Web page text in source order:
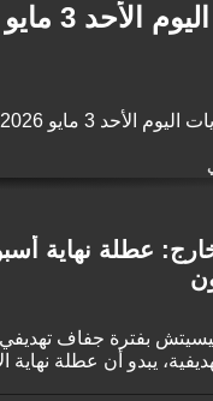
والمعلقين والمباريات العربية
عطلة نهاية
بفترة جفاف تهديفي
يبدو أن عطلة
الأمريكيين في الخارج.